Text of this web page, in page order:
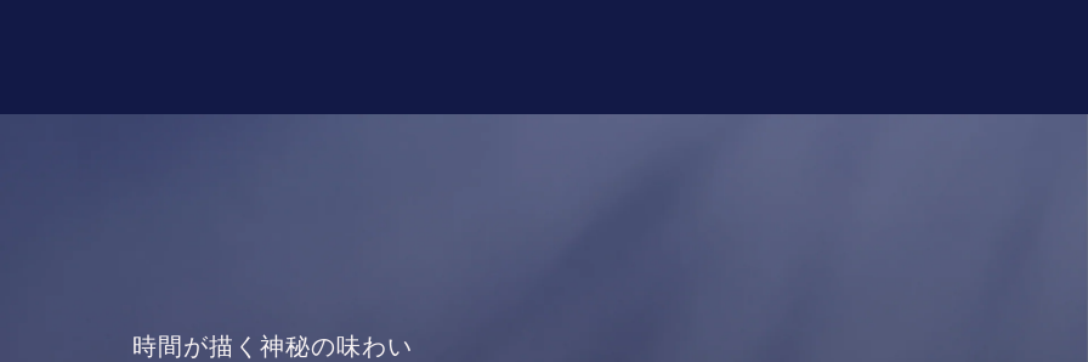
時間が描く神秘の味わい